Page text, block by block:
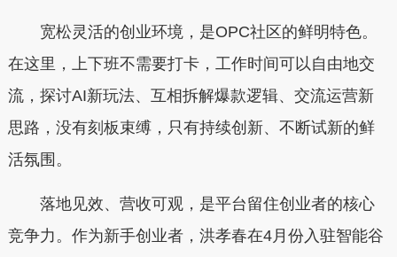
宽松灵活的创业环境，是OPC社区的鲜明特色。
在这里，上下班不需要打卡，工作时间可以自由地交
流，探讨AI新玩法、互相拆解爆款逻辑、交流运营新
思路，没有刻板束缚，只有持续创新、不断试新的鲜
活氛围。
落地见效、营收可观，是平台留住创业者的核心
竞争力。作为新手创业者，洪孝春在4月份入驻智能谷